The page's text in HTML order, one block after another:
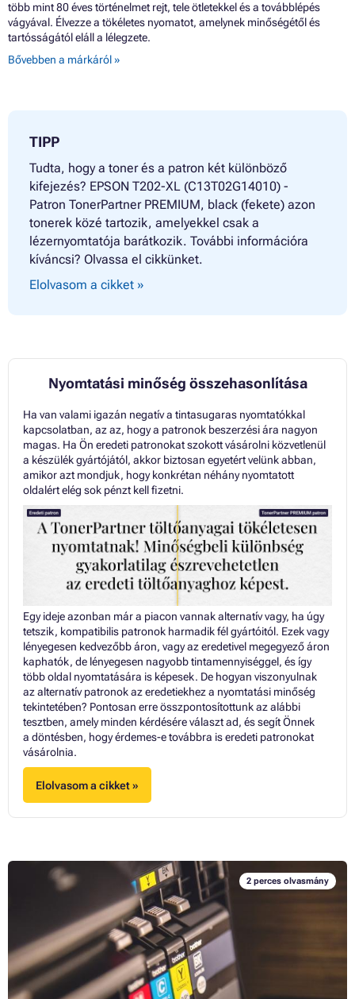
több mint 80 éves történelmet rejt, tele ötletekkel és a továbblépés
vágyával. Élvezze a tökéletes nyomatot, amelynek minőségétől és
tartósságától eláll a lélegzete.
Bővebben a márkáról »
TIPP
Tudta, hogy a toner és a patron két különböző
kifejezés? EPSON T202-XL (C13T02G14010) -
Patron TonerPartner PREMIUM, black (fekete) azon
tonerek közé tartozik, amelyekkel csak a
lézernyomtatója barátkozik. További információra
kíváncsi? Olvassa el cikkünket.
Elolvasom a cikket »
Nyomtatási minőség összehasonlítása
Ha van valami igazán negatív a tintasugaras nyomtatókkal
kapcsolatban, az az, hogy a patronok beszerzési ára nagyon
magas. Ha Ön eredeti patronokat szokott vásárolni közvetlenül
a készülék gyártójától, akkor biztosan egyetért velünk abban,
amikor azt mondjuk, hogy konkrétan néhány nyomtatott
oldalért elég sok pénzt kell fizetni.
Egy ideje azonban már a piacon vannak alternatív vagy, ha úgy
tetszik, kompatibilis patronok harmadik fél gyártóitól. Ezek vagy
lényegesen kedvezőbb áron, vagy az eredetivel megegyező áron
kaphatók, de lényegesen nagyobb tintamennyiséggel, és így
több oldal nyomtatására is képesek. De hogyan viszonyulnak
az alternatív patronok az eredetiekhez a nyomtatási minőség
tekintetében? Pontosan erre összpontosítottunk az alábbi
tesztben, amely minden kérdésére választ ad, és segít Önnek
a döntésben, hogy érdemes-e továbbra is eredeti patronokat
vásárolnia.
Elolvasom a cikket »
2 perces olvasmány